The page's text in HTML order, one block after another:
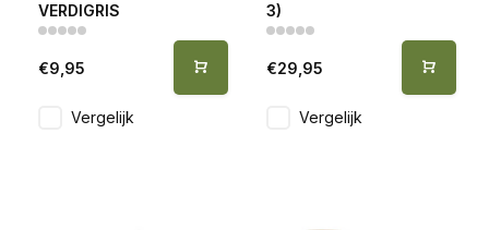
VERDIGRIS
€9,95
Vergelijk
3)
€29,95
Vergelijk